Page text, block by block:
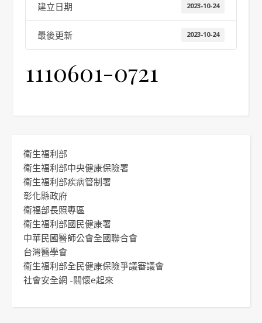
建立日期 2023-10-24
最後更新 2023-10-24
1110601-0721
衛生福利部
衛生福利部中央健康保險署
衛生福利部疾病管制署
彰化縣政府
衛福部長照專區
衛生福利部國民健康署
中華民國醫師公會全國聯合會
台灣醫學會
衛生福利部全民健康保險爭議審議會
社會安全網 -關懷e起來